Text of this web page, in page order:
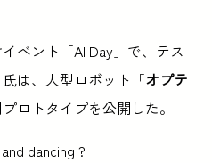
ベント「AI Day」で、テス
は、人型ロボット「オプテ
ロトタイプを公開した。
dancing ?